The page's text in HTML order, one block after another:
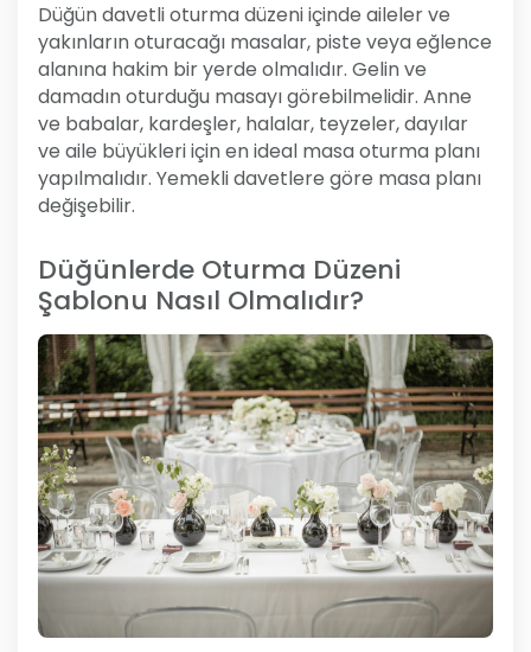
Düğün davetli oturma düzeni içinde aileler ve
yakınların oturacağı masalar, piste veya eğlence
alanına hakim bir yerde olmalıdır. Gelin ve
damadın oturduğu masayı görebilmelidir. Anne
ve babalar, kardeşler, halalar, teyzeler, dayılar
ve aile büyükleri için en ideal masa oturma planı
yapılmalıdır. Yemekli davetlere göre masa planı
değişebilir.
Düğünlerde Oturma Düzeni
Şablonu Nasıl Olmalıdır?